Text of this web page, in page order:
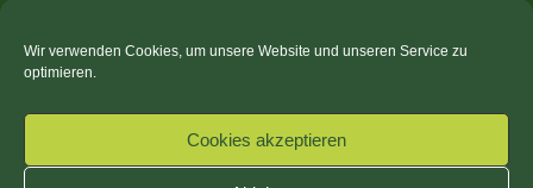
Wir verwenden Cookies, um unsere Website und unseren Service zu
optimieren.
Cookies akzeptieren
Faltschachteln
SERVICE